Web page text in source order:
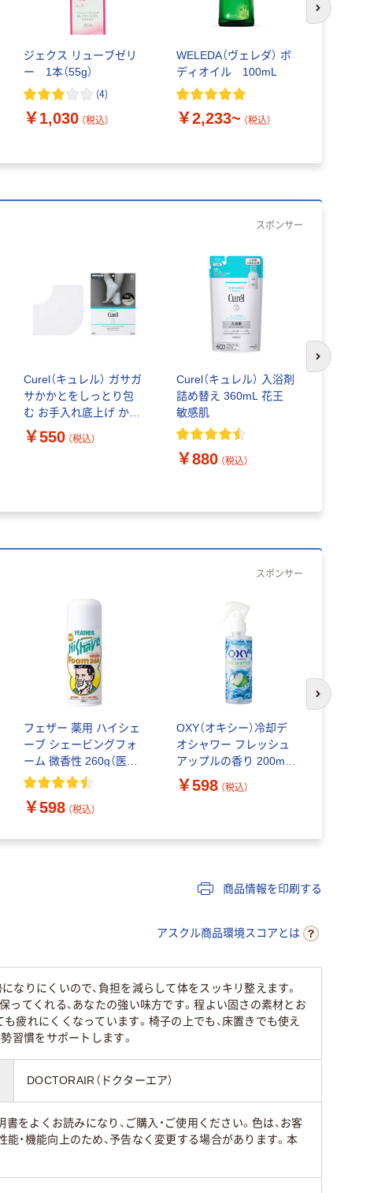
ジェクス リューブゼリ
ー 1本（55g）
(4)
￥1,030 （税込）
WELEDA（ヴェレダ） ボ
ディオイル 100mL
￥2,233~ （税込）
次のスライド
スポンサー
Curel（キュレル） ガサガ
サかかとをしっとり包
む お手入れ底上げ かか
とケアマスク 花王
￥550 （税込）
Curel（キュレル） 入浴剤
詰め替え 360mL 花王
敏感肌
￥880 （税込）
次のスライド
スポンサー
フェザー 薬用 ハイシェ
ーブ シェービングフォ
ーム 微香性 260g（医薬
部外品） 安全剃刀
￥598 （税込）
OXY（オキシー）冷却デ
オシャワー フレッシュ
アップルの香り 200ml 1
個 ロート製薬
￥598 （税込）
次のスライド
商品情報を印刷する
アスクル商品環境スコアとは
なりにくいので、負担を減らして体をスッキリ整えます。
ってくれる、あなたの強い味方です。程よい固さの素材とお
疲れにくくなっています。椅子の上でも、床置きでも使え
習慣をサポートします。
DOCTORAIR（ドクターエア）
をよくお読みになり、ご購入・ご使用ください。色は、お客
・機能向上のため、予告なく変更する場合があります。本